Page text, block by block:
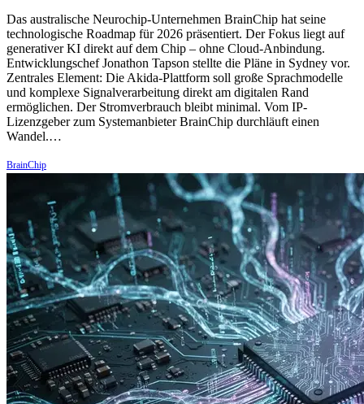
Das australische Neurochip-Unternehmen BrainChip hat seine
technologische Roadmap für 2026 präsentiert. Der Fokus liegt auf
generativer KI direkt auf dem Chip – ohne Cloud-Anbindung.
Entwicklungschef Jonathon Tapson stellte die Pläne in Sydney vor.
Zentrales Element: Die Akida-Plattform soll große Sprachmodelle
und komplexe Signalverarbeitung direkt am digitalen Rand
ermöglichen. Der Stromverbrauch bleibt minimal. Vom IP-
Lizenzgeber zum Systemanbieter BrainChip durchläuft einen
Wandel.…
BrainChip